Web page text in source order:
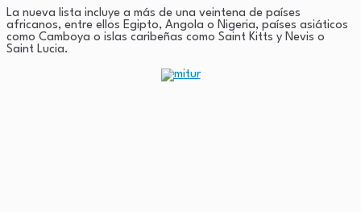
La nueva lista incluye a más de una veintena de países
africanos, entre ellos Egipto, Angola o Nigeria, países asiáticos
como Camboya o islas caribeñas como Saint Kitts y Nevis o
Saint Lucia.